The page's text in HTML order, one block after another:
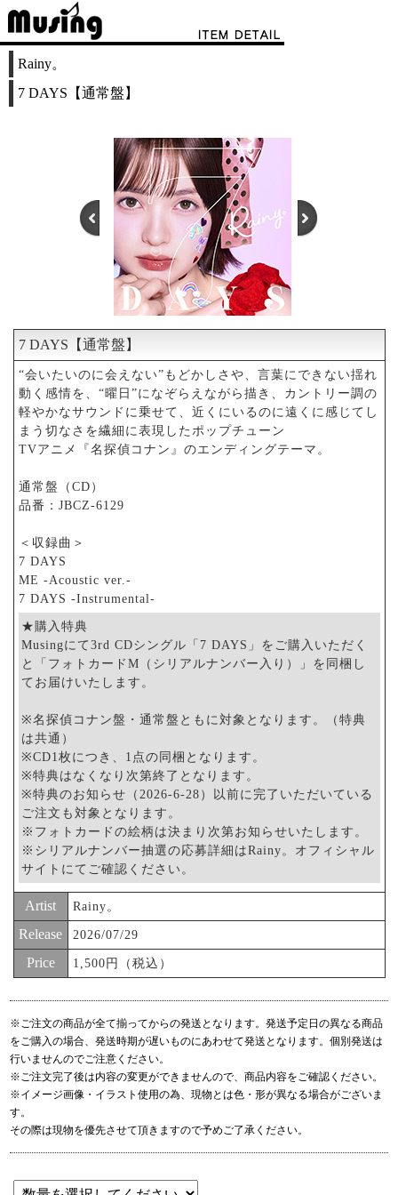
Rainy。
7 DAYS【通常盤】
7 DAYS【通常盤】
“会いたいのに会えない”もどかしさや、言葉にできない揺れ
動く感情を、“曜日”になぞらえながら描き、カントリー調の
軽やかなサウンドに乗せて、近くにいるのに遠くに感じてし
まう切なさを繊細に表現したポップチューン
TVアニメ『名探偵コナン』のエンディングテーマ。
通常盤（CD）
品番：JBCZ-6129
＜収録曲＞
7 DAYS
ME -Acoustic ver.-
7 DAYS -Instrumental-
★購入特典
Musingにて3rd CDシングル「7 DAYS」をご購入いただく
と「フォトカードM（シリアルナンバー入り）」を同梱し
てお届けいたします。
※名探偵コナン盤・通常盤ともに対象となります。（特典
は共通）
※CD1枚につき、1点の同梱となります。
※特典はなくなり次第終了となります。
※特典のお知らせ（2026-6-28）以前に完了いただいている
ご注文も対象となります。
※フォトカードの絵柄は決まり次第お知らせいたします。
※シリアルナンバー抽選の応募詳細はRainy。オフィシャル
サイトにてご確認ください。
Artist Rainy。
Release 2026/07/29
Price 1,500円（税込）
※ご注文の商品が全て揃ってからの発送となります。発送予定日の異なる商品
をご購入の場合、発送時期が遅いものにあわせて発送となります。個別発送は
行いませんのでご注意ください。
※ご注文完了後は内容の変更ができませんので、商品内容をご確認ください。
※イメージ画像・イラスト使用の為、現物とは色・形が異なる場合がございま
す。
その際は現物を優先させて頂きますので予めご了承ください。